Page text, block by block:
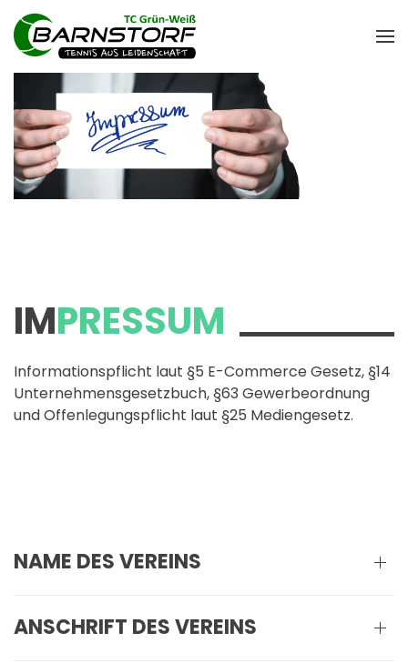
IMPRESSUM
Informationspflicht laut §5 E-Commerce Gesetz, §14
Unternehmensgesetzbuch, §63 Gewerbeordnung
und Offenlegungspflicht laut §25 Mediengesetz.
NAME DES VEREINS
ANSCHRIFT DES VEREINS